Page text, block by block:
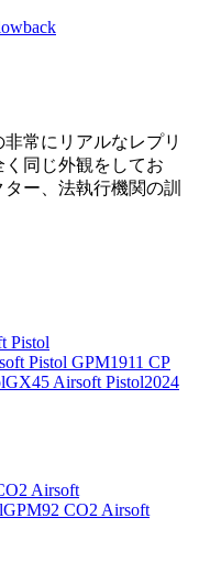
常にリアルなレプリ
同じ外観をしてお
ー、法執行機関の訓
Pistol
Pistol GPM1911 CP
GX45 Airsoft Pistol2024
Airsoft
GPM92 CO2 Airsoft